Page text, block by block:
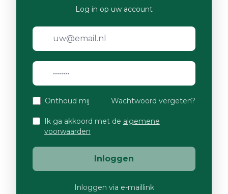
Log in op uw account
Onthoud mij Wachtwoord vergeten?
Ik ga akkoord met de algemene
voorwaarden
Inloggen
Inloggen via e-maillink